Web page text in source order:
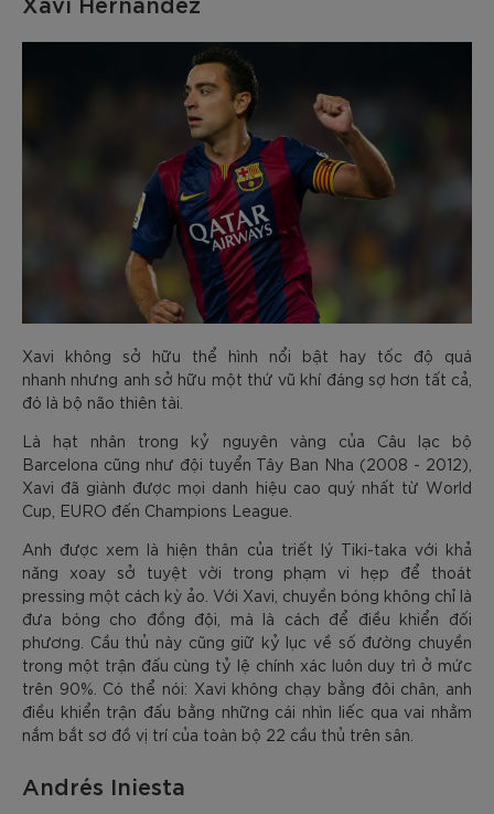
Xavi không sở hữu thể hình nổi bật hay tốc độ quá
nhanh nhưng anh sở hữu một thứ vũ khí đáng sợ hơn tất cả,
đó là bộ não thiên tài.
Là hạt nhân trong kỷ nguyên vàng của Câu lạc bộ
Barcelona cũng như đội tuyển Tây Ban Nha (2008 - 2012),
Xavi đã giành được mọi danh hiệu cao quý nhất từ World
Cup, EURO đến Champions League.
Anh được xem là hiện thân của triết lý Tiki-taka với khả
năng xoay sở tuyệt vời trong phạm vi hẹp để thoát
pressing một cách kỳ ảo. Với Xavi, chuyền bóng không chỉ là
đưa bóng cho đồng đội, mà là cách để điều khiển đối
phương. Cầu thủ này cũng giữ kỷ lục về số đường chuyền
trong một trận đấu cùng tỷ lệ chính xác luôn duy trì ở mức
trên 90%. Có thể nói: Xavi không chạy bằng đôi chân, anh
điều khiển trận đấu bằng những cái nhìn liếc qua vai nhằm
nắm bắt sơ đồ vị trí của toàn bộ 22 cầu thủ trên sân.
Andrés Iniesta